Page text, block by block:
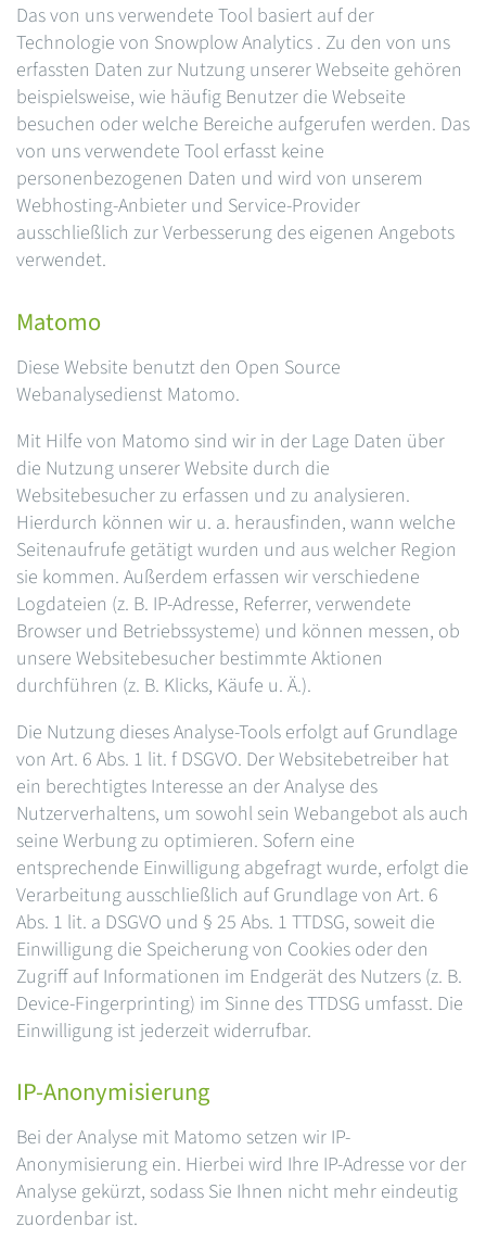
Das von uns verwendete Tool basiert auf der
Technologie von Snowplow Analytics . Zu den von uns
erfassten Daten zur Nutzung unserer Webseite gehören
beispielsweise, wie häufig Benutzer die Webseite
besuchen oder welche Bereiche aufgerufen werden. Das
von uns verwendete Tool erfasst keine
personenbezogenen Daten und wird von unserem
Webhosting-Anbieter und Service-Provider
ausschließlich zur Verbesserung des eigenen Angebots
verwendet.
Matomo
Diese Website benutzt den Open Source
Webanalysedienst Matomo.
Mit Hilfe von Matomo sind wir in der Lage Daten über
die Nutzung unserer Website durch die
Websitebesucher zu erfassen und zu analysieren.
Hierdurch können wir u. a. herausfinden, wann welche
Seitenaufrufe getätigt wurden und aus welcher Region
sie kommen. Außerdem erfassen wir verschiedene
Logdateien (z. B. IP-Adresse, Referrer, verwendete
Browser und Betriebssysteme) und können messen, ob
unsere Websitebesucher bestimmte Aktionen
durchführen (z. B. Klicks, Käufe u. Ä.).
Die Nutzung dieses Analyse-Tools erfolgt auf Grundlage
von Art. 6 Abs. 1 lit. f DSGVO. Der Websitebetreiber hat
ein berechtigtes Interesse an der Analyse des
Nutzerverhaltens, um sowohl sein Webangebot als auch
seine Werbung zu optimieren. Sofern eine
entsprechende Einwilligung abgefragt wurde, erfolgt die
Verarbeitung ausschließlich auf Grundlage von Art. 6
Abs. 1 lit. a DSGVO und § 25 Abs. 1 TTDSG, soweit die
Einwilligung die Speicherung von Cookies oder den
Zugriff auf Informationen im Endgerät des Nutzers (z. B.
Device-Fingerprinting) im Sinne des TTDSG umfasst. Die
Einwilligung ist jederzeit widerrufbar.
IP-Anonymisierung
Bei der Analyse mit Matomo setzen wir IP-
Anonymisierung ein. Hierbei wird Ihre IP-Adresse vor der
Analyse gekürzt, sodass Sie Ihnen nicht mehr eindeutig
zuordenbar ist.